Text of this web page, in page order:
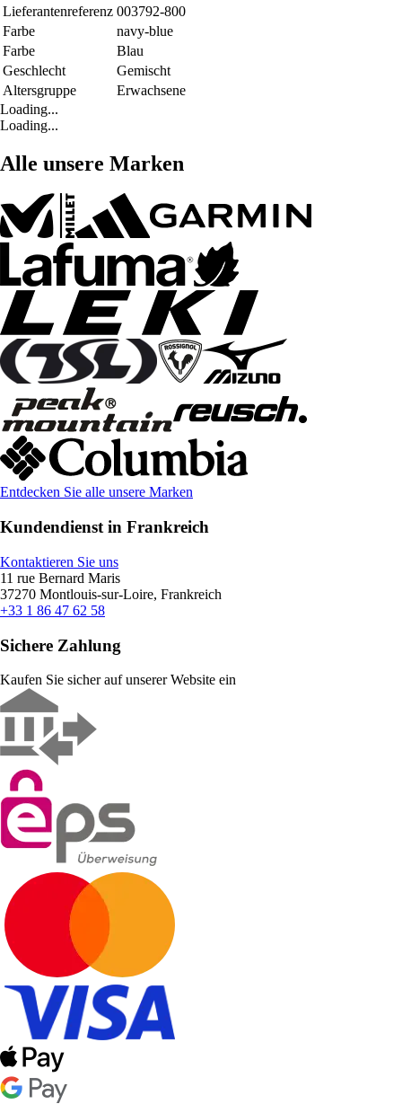
Lieferantenreferenz 003792-800
Farbe
navy-blue
Farbe
Blau
Geschlecht
Gemischt
Altersgruppe
Erwachsene
Loading...
Loading...
Alle unsere Marken
Entdecken Sie alle unsere Marken
Kundendienst in Frankreich
Kontaktieren Sie uns
11 rue Bernard Maris
37270 Montlouis-sur-Loire, Frankreich
+33 1 86 47 62 58
Sichere Zahlung
Kaufen Sie sicher auf unserer Website ein